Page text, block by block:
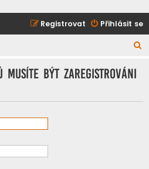
Přihlásit se
Registrovat
být zaregistrováni